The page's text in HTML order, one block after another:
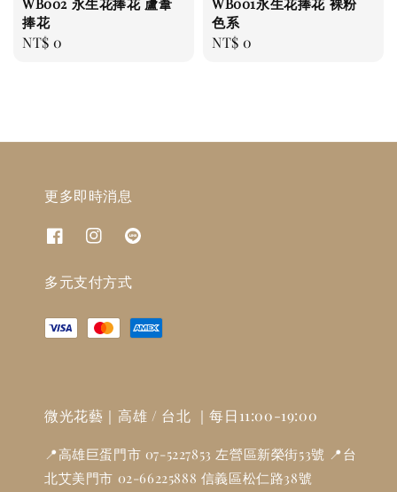
WB002 永生花捧花 蘆葦
捧花
Regular
NT$ 0
WB001永生花捧花 裸粉
色系
Regular
NT$ 0
更多即時消息
多元支付方式
微光花藝｜高雄 / 台北 ｜每日11:00-19:00
📍高雄巨蛋門市 07-5227853 左營區新榮街53號 📍台
北艾美門市 02-66225888 信義區松仁路38號